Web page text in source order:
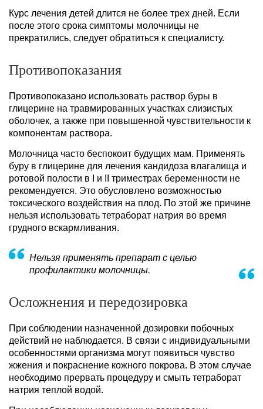
Курс лечения детей длится не более трех дней. Если
после этого срока симптомы молочницы не
прекратились, следует обратиться к специалисту.
Противопоказания
Противопоказано использовать раствор буры в
глицерине на травмированных участках слизистых
оболочек, а также при повышенной чувствительности к
компонентам раствора.
Молочница часто беспокоит будущих мам. Применять
буру в глицерине для лечения кандидоза влагалища и
ротовой полости в I и II триместрах беременности не
рекомендуется. Это обусловлено возможностью
токсического воздействия на плод. По этой же причине
нельзя использовать тетраборат натрия во время
грудного вскармливания.
Нельзя применять препарат с целью
профилактики молочницы.
Осложнения и передозировка
При соблюдении назначенной дозировки побочных
действий не наблюдается. В связи с индивидуальными
особенностями организма могут появиться чувство
жжения и покраснение кожного покрова. В этом случае
необходимо прервать процедуру и смыть тетраборат
натрия теплой водой.